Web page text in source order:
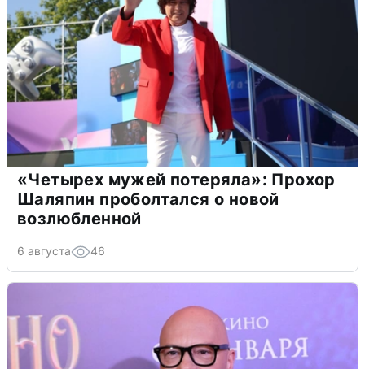
«Четырех мужей потеряла»: Прохор
Шаляпин проболтался о новой
возлюбленной
6 августа 46